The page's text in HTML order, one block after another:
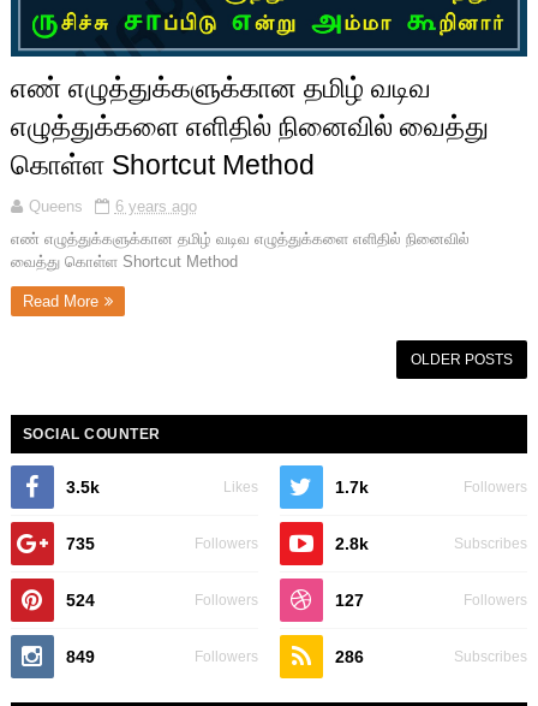
எண் எழுத்துக்களுக்கான தமிழ் வடிவ
எழுத்துக்களை எளிதில் நினைவில் வைத்து
கொள்ள Shortcut Method
Queens
6 years ago
எண் எழுத்துக்களுக்கான தமிழ் வடிவ எழுத்துக்களை எளிதில் நினைவில்
வைத்து கொள்ள Shortcut Method
Read More
OLDER POSTS
SOCIAL COUNTER
3.5k Likes 1.7k Followers
735 Followers 2.8k Subscribes
524 Followers 127 Followers
849 Followers 286 Subscribes